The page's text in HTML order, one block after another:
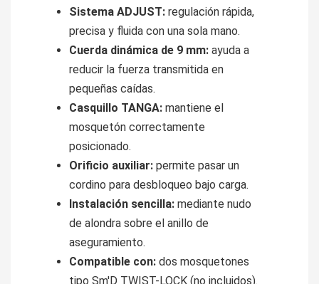
Sistema ADJUST: regulación rápida,
precisa y fluida con una sola mano.
Cuerda dinámica de 9 mm: ayuda a
reducir la fuerza transmitida en
pequeñas caídas.
Casquillo TANGA: mantiene el
mosquetón correctamente
posicionado.
Orificio auxiliar: permite pasar un
cordino para desbloqueo bajo carga.
Instalación sencilla: mediante nudo
de alondra sobre el anillo de
aseguramiento.
Compatible con: dos mosquetones
tipo Sm'D TWIST-LOCK (no incluidos).